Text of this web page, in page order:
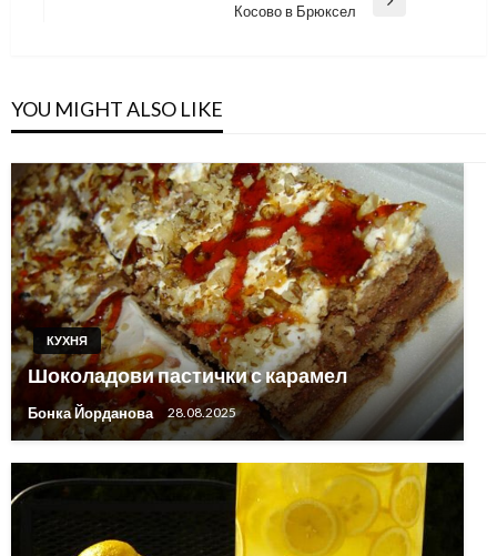
Косово в Брюксел
YOU MIGHT ALSO LIKE
КУХНЯ
Шоколадови пастички с карамел
Бонка Йорданова 28.08.2025